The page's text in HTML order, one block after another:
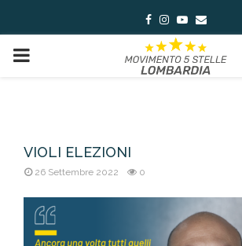
Facebook
Instagram
Youtube
Email
PRIMARY
VIOLI ELEZIONI
26 Settembre 2022 0